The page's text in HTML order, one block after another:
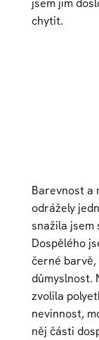
jsem jim
chytit.
Barevnost a
odrážely
snažila jsem
Dospělého
černé
důmyslnost.
zvolila
nevinnost,
něj části